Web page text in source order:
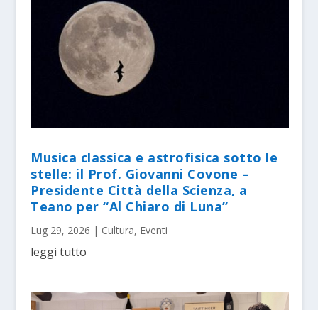
Musica classica e astrofisica sotto le
stelle: il Prof. Giovanni Covone –
Presidente Città della Scienza, a
Teano per “Al Chiaro di Luna”
Lug 29, 2026 | Cultura, Eventi
leggi tutto